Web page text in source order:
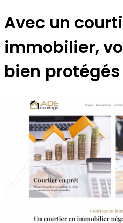
Avec un
immobilier,
bien protégés